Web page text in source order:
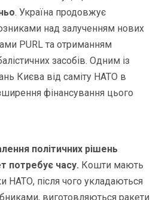
. Україна продовжує
над залученням нових
PURL та отриманням
засобів. Одним із
Києва від саміту НАТО в
фінансування цього
політичних рішень
потребує часу. Кошти мають
НАТО, після чого укладаються
виготовляються ракети